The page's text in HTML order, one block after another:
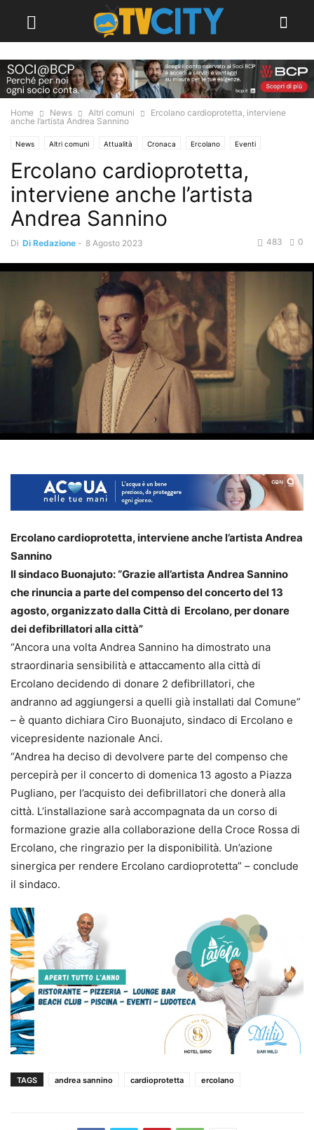
Home News Altri comuni
Ercolano cardioprotetta, interviene
anche l’artista Andrea Sannino
News Altri comuni Attualità Cronaca Ercolano Eventi
Ercolano cardioprotetta,
interviene anche l’artista
Andrea Sannino
Di Di Redazione - 8 Agosto 2023 0
483
Ercolano cardioprotetta, interviene anche l’artista Andrea
Sannino
Il sindaco Buonajuto: “Grazie all’artista Andrea Sannino
che rinuncia a parte del compenso del concerto del 13
agosto, organizzato dalla Città di Ercolano, per donare
dei defibrillatori alla città”
“Ancora una volta Andrea Sannino ha dimostrato una
straordinaria sensibilità e attaccamento alla città di
Ercolano decidendo di donare 2 defibrillatori, che
andranno ad aggiungersi a quelli già installati dal Comune”
– è quanto dichiara Ciro Buonajuto, sindaco di Ercolano e
vicepresidente nazionale Anci.
“Andrea ha deciso di devolvere parte del compenso che
percepirà per il concerto di domenica 13 agosto a Piazza
Pugliano, per l’acquisto dei defibrillatori che donerà alla
città. L’installazione sarà accompagnata da un corso di
formazione grazie alla collaborazione della Croce Rossa di
Ercolano, che ringrazio per la disponibilità. Un’azione
sinergica per rendere Ercolano cardioprotetta” – conclude
il sindaco.
TAGS andrea sannino cardioprotetta ercolano